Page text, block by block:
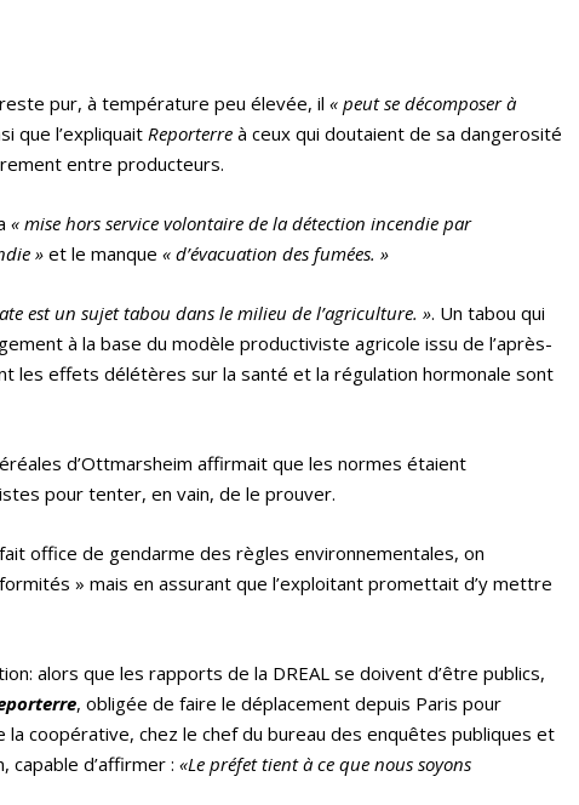
reste pur, à température peu élevée, il« peut se décomposer à
que l’expliquaitReporterreà ceux qui doutaient de sa dangerosité
entre producteurs.
« mise hors service volontaire de la détection incendie par
»et le manque « d’évacuation des fumées. »
est un sujet tabou dans le milieu de l’agriculture. ». Un tabou qui
à la base du modèle productiviste agricole issu de l’après-
les effets délétères sur la santé et la régulation hormonale sont
d’Ottmarsheim affirmait que les normes étaient
pour tenter, en vain, de le prouver.
office de gendarme des règles environnementales, on
» mais en assurant que l’exploitant promettait d’y mettre
alors que les rapports de la DREAL se doivent d’être publics,
, obligée de faire le déplacement depuis Paris pour
coopérative, chez le chef du bureau des enquêtes publiques et
capable d’affirmer :«Le préfet tient à ce que nous soyons